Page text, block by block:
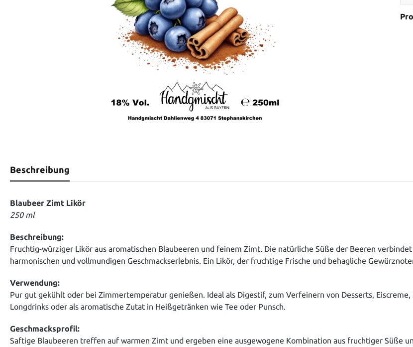
Beschreibung
Blaubeer Zimt Likör
250 ml
Beschreibung:
Fruchtig-würziger Likör aus aromatischen Blaubeeren und feinem Zimt. Die natürliche Süße der Beeren
harmonischen und vollmundigen Geschmackserlebnis. Ein Likör, der fruchtige Frische und behagliche
Verwendung:
Pur gut gekühlt oder bei Zimmertemperatur genießen. Ideal als Digestif, zum Verfeinern von Desserts,
Longdrinks oder als aromatische Zutat in Heißgetränken wie Tee oder Punsch.
Geschmacksprofil:
Saftige Blaubeeren treffen auf warmen Zimt und ergeben eine ausgewogene Kombination aus fruchtiger Süße